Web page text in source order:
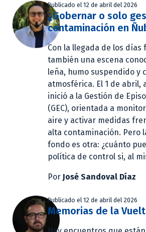
Publicado el 12 de abril del 2026
¿Gobernar o solo
contaminación en
Con la llegada de los días
también una escena
leña, humo suspendido y
atmosférica. El 1 de abril,
inició a la Gestión de
(GEC), orientada a
aire y activar medidas
alta contaminación. Pero
fondo es otra: ¿cuánto
política de control si, al
Por José Sandoval Díaz
Publicado el 12 de abril del 2026
Memorias de la